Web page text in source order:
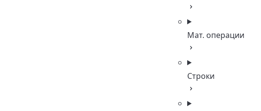
Мат. операции
Строки